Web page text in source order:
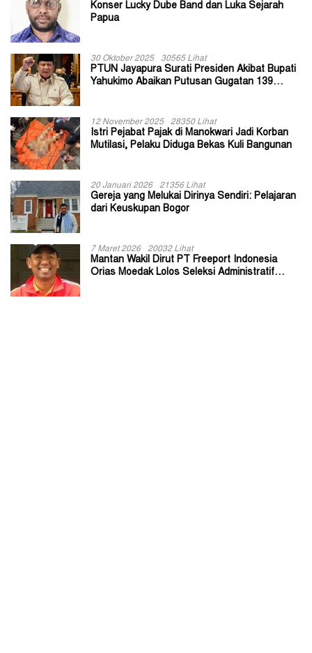
Konser Lucky Dube Band dan Luka Sejarah
Papua
30 Oktober 2025 30565 Lihat
PTUN Jayapura Surati Presiden Akibat Bupati
Yahukimo Abaikan Putusan Gugatan 139
12 November 2025 28350 Lihat
Istri Pejabat Pajak di Manokwari Jadi Korban
Mutilasi, Pelaku Diduga Bekas Kuli Bangunan
20 Januari 2026 21356 Lihat
Gereja yang Melukai Dirinya Sendiri: Pelajaran
dari Keuskupan Bogor
7 Maret 2026 20032 Lihat
Mantan Wakil Dirut PT Freeport Indonesia
Orias Moedak Lolos Seleksi Administratif